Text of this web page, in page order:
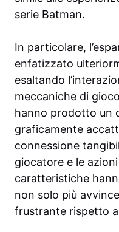
serie Batman.
In particolare,
enfatizzato
esaltando
meccaniche di
hanno prodotto un
graficamente
connessione
giocatore e le
caratteristiche
non solo più
frustrante rispetto